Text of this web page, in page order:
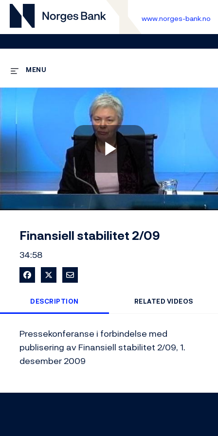
www.norges-bank.no
MENU
Play
Finansiell stabilitet 2/09
34:58
Share on Facebook
Share on XShare via Email
DESCRIPTION RELATED VIDEOS
Pressekonferanse i forbindelse med
publisering av Finansiell stabilitet 2/09, 1.
desember 2009